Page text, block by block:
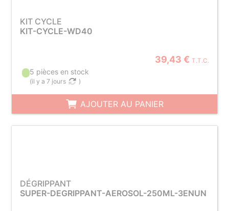
KIT CYCLE
KIT-CYCLE-WD40
39,43 € T.T.C.
5 pièces en stock
(il y a 7 jours )
AJOUTER AU PANIER
DÉGRIPPANT
SUPER-DEGRIPPANT-AEROSOL-250ML-3ENUN